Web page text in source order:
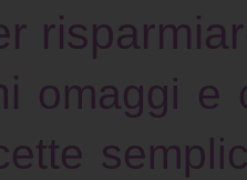
omaggi e